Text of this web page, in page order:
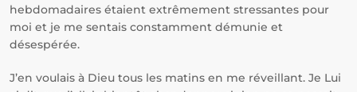
hebdomadaires étaient extrêmement stressantes pour
moi et je me sentais constamment démunie et
désespérée.
J’en voulais à Dieu tous les matins en me réveillant. Je Lui